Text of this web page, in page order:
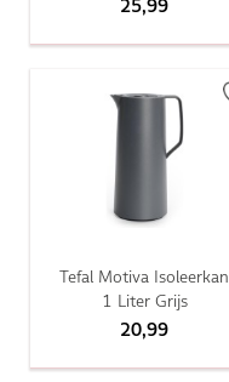
25,99
Tefal Motiva Isoleerkan
1 Liter Grijs
20,99